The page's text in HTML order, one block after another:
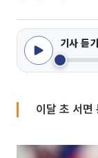
기사 듣기
이달 초 서